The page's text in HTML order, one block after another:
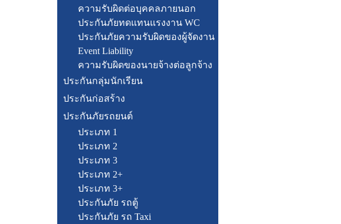
ความรับผิดต่อบุคคลภายนอก
ประกันภัยทดแทนแรงงาน WC
ประกันภัยความรับผิดของผู้จัดงาน
Event Liability
ความรับผิดของนายจ้างต่อลูกจ้าง
ประกันกลุ่มนักเรียน
ประกันก่อสร้าง
ประกันภัยรถยนต์
ประเภท 1
ประเภท 2
ประเภท 3
ประเภท 2+
ประเภท 3+
ประกันภัย รถตู้
ประกันภัย รถ Taxi